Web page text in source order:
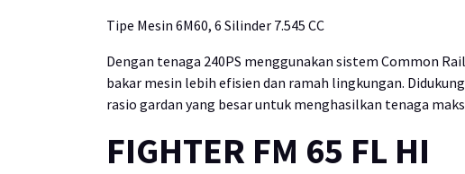
Tipe Mesin 6M60, 6 Silinder 7.545 CC
Dengan tenaga 240PS menggunakan sistem Common
bakar mesin lebih efisien dan ramah lingkungan.
rasio gardan yang besar untuk menghasilkan tenaga
FIGHTER FM 65 FL HI